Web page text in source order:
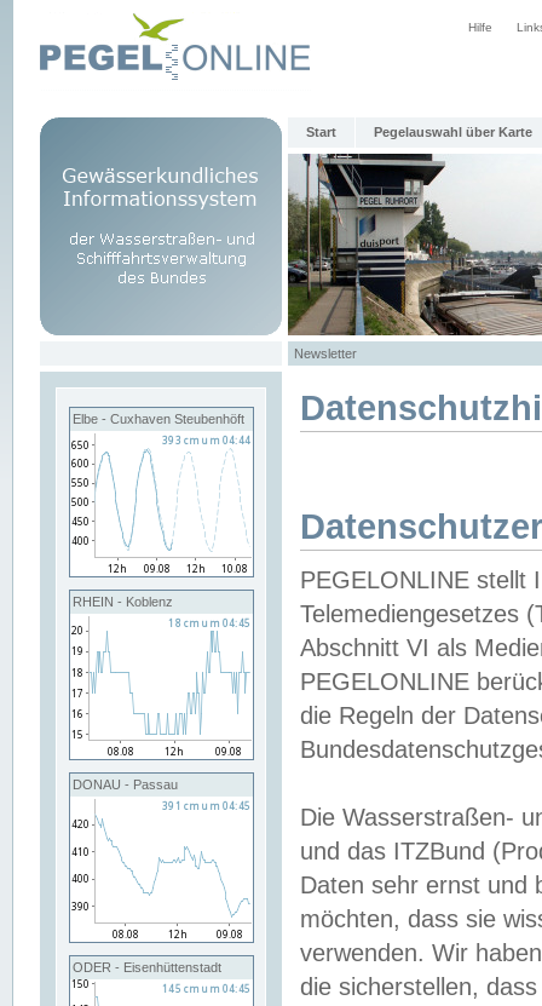
Hilfe
Start Pegelauswahl über Karte
Newsletter
Elbe - Cuxhaven Steubenhöft
RHEIN - Koblenz
DONAU - Passau
ODER - Eisenhüttenstadt
PEGELONLINE stellt
Telemediengesetzes
Abschnitt VI als
PEGELONLINE
die Regeln der
Die Wasserstraßen-
und das ITZBund
Daten sehr ernst und
möchten, dass sie
verwenden. Wir
die sicherstellen,